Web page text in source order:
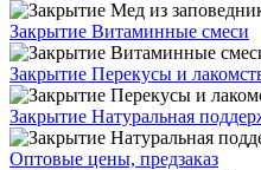
Закрытие Витаминные смеси
Закрытие Перекусы и
Закрытие Натуральная
Оптовые цены, предзаказ